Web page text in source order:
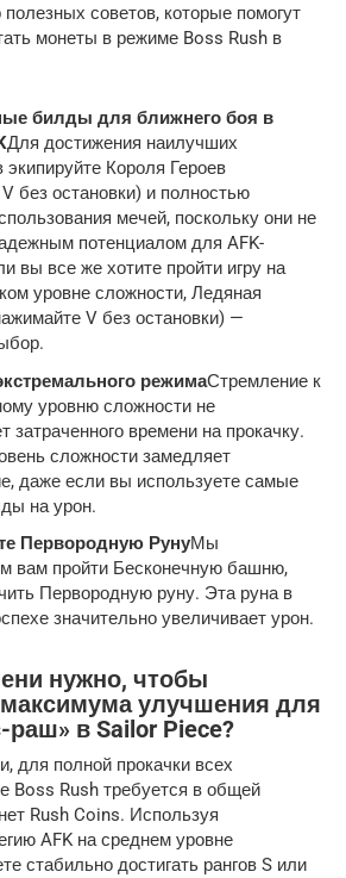
полезных советов, которые помогут
монеты в режиме Boss Rush в
билды для ближнего боя в
Для достижения наилучших
экипируйте Короля Героев
без остановки) и полностью
мечей, поскольку они не
потенциалом для AFK-
вы все же хотите пройти игру на
уровне сложности, Ледяная
V без остановки) —
режимаСтремление к
уровню сложности не
затраченного времени на прокачку.
сложности замедляет
даже если вы используете самые
на урон.
Первородную РунуМы
вам пройти Бесконечную башню,
Первородную руну. Эта руна в
значительно увеличивает урон.
нужно, чтобы
улучшения для
в Sailor Piece?
для полной прокачки всех
Boss Rush требуется в общей
Rush Coins. Используя
AFK на среднем уровне
стабильно достигать рангов S или